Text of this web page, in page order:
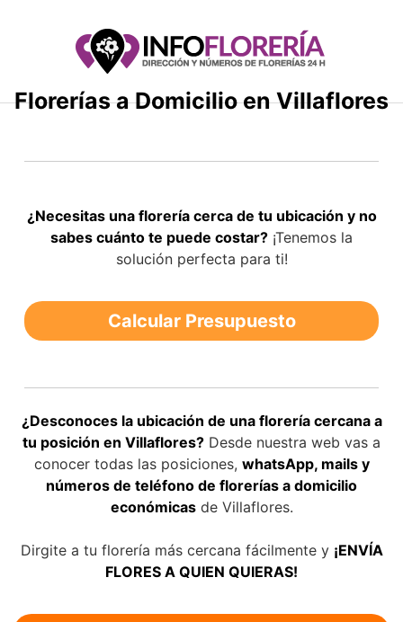
Florerías a Domicilio en Villaflores
¿Necesitas una florería cerca de tu ubicación y no
sabes cuánto te puede costar? ¡Tenemos la
solución perfecta para ti!
Calcular Presupuesto
¿Desconoces la ubicación de una florería cercana a
tu posición en Villaflores? Desde nuestra web vas a
conocer todas las posiciones, whatsApp, mails y
números de teléfono de florerías a domicilio
económicasde Villaflores.
Dirgite a tu florería más cercana fácilmente y ¡ENVÍA
FLORES A QUIEN QUIERAS!